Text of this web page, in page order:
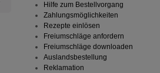
Hilfe zum Bestellvorgang
Zahlungsmöglichkeiten
Rezepte einlösen
Freiumschläge anfordern
Freiumschläge downloaden
Auslandsbestellung
Reklamation